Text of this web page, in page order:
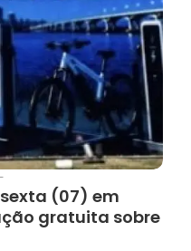
(07) em
gratuita sobre